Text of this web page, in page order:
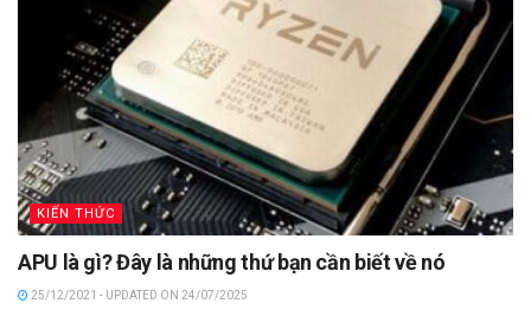
KIẾN THỨC
APU là gì? Đây là những thứ bạn cần biết về nó
25/12/2021 - UPDATED ON 24/07/2025